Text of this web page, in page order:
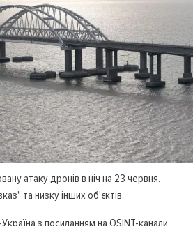
атаку дронів в ніч на 23 червня.
та низку інших об'єктів.